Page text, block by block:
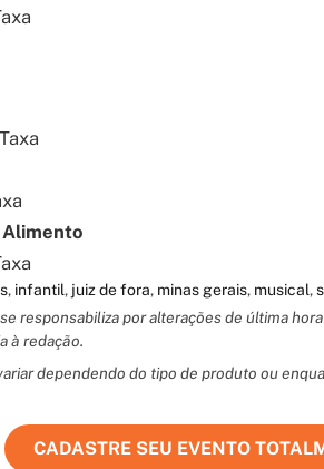
Alimento
, infantil, juiz de fora, minas gerais, musical,
responsabiliza por alterações de última
à redação.
dependendo do tipo de produto ou
CADASTRE SEU EVENTO